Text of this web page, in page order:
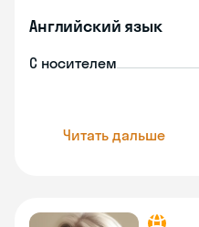
Английский язык
С носителем
Читать дальше